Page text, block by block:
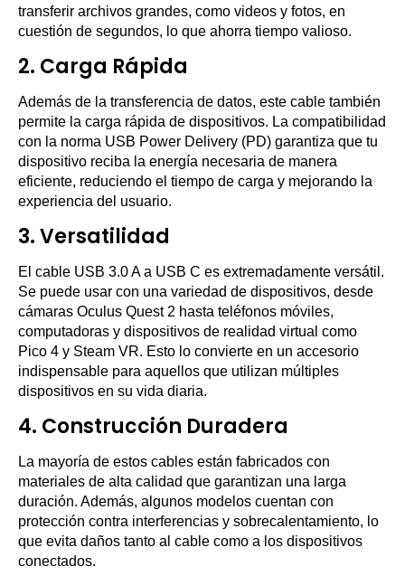
transferir archivos grandes, como videos y fotos, en
cuestión de segundos, lo que ahorra tiempo valioso.
2. Carga Rápida
Además de la transferencia de datos, este cable también
permite la carga rápida de dispositivos. La compatibilidad
con la norma USB Power Delivery (PD) garantiza que tu
dispositivo reciba la energía necesaria de manera
eficiente, reduciendo el tiempo de carga y mejorando la
experiencia del usuario.
3.Versatilidad
El cable USB 3.0 A a USB C es extremadamente versátil.
Se puede usar con una variedad de dispositivos, desde
cámaras Oculus Quest 2 hasta teléfonos móviles,
computadoras y dispositivos de realidad virtual como
Pico 4 y Steam VR. Esto lo convierte en un accesorio
indispensable para aquellos que utilizan múltiples
dispositivos en su vida diaria.
4. Construcción Duradera
La mayoría de estos cables están fabricados con
materiales de alta calidad que garantizan una larga
duración. Además, algunos modelos cuentan con
protección contra interferencias y sobrecalentamiento, lo
que evita daños tanto al cable como a los dispositivos
conectados.